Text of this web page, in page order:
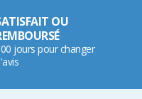
OU
jours pour changer